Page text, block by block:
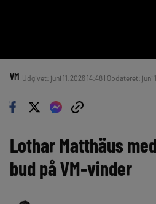
VM Udgivet: juni 11, 2026 14:48 | Opdateret: juni
Lothar Matthäus
bud på VM-vinder